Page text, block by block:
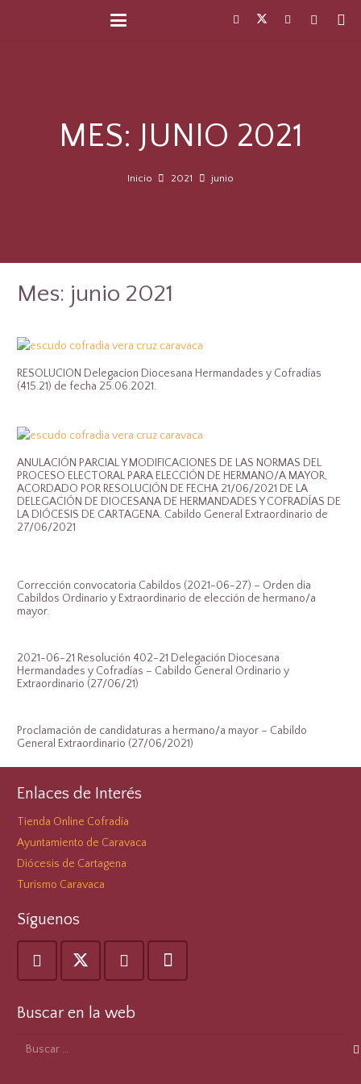
MES: JUNIO 2021
Inicio 2021 junio
Mes: junio 2021
RESOLUCION Delegacion Diocesana Hermandades y Cofradías
(415.21) de fecha 25.06.2021.
ANULACIÓN PARCIAL Y MODIFICACIONES DE LAS NORMAS DEL
PROCESO ELECTORAL PARA ELECCIÓN DE HERMANO/A MAYOR,
ACORDADO POR RESOLUCIÓN DE FECHA 21/06/2021 DE LA
DELEGACIÓN DE DIOCESANA DE HERMANDADES Y COFRADÍAS DE
LA DIÓCESIS DE CARTAGENA. Cabildo General Extraordinario de
27/06/2021
Corrección convocatoria Cabildos (2021-06-27) – Orden dia
Cabildos Ordinario y Extraordinario de elección de hermano/a
mayor.
2021-06-21 Resolución 402-21 Delegación Diocesana
Hermandades y Cofradías – Cabildo General Ordinario y
Extraordinario (27/06/21)
Proclamación de candidaturas a hermano/a mayor – Cabildo
General Extraordinario (27/06/2021)
Enlaces de Interés
Tienda Online Cofradía
Ayuntamiento de Caravaca
Diócesis de Cartagena
Turismo Caravaca
Síguenos
Buscar en la web
Buscar: